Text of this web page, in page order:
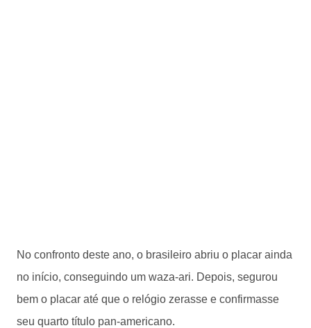
No confronto deste ano, o brasileiro abriu o placar ainda
no início, conseguindo um waza-ari. Depois, segurou
bem o placar até que o relógio zerasse e confirmasse
seu quarto título pan-americano.